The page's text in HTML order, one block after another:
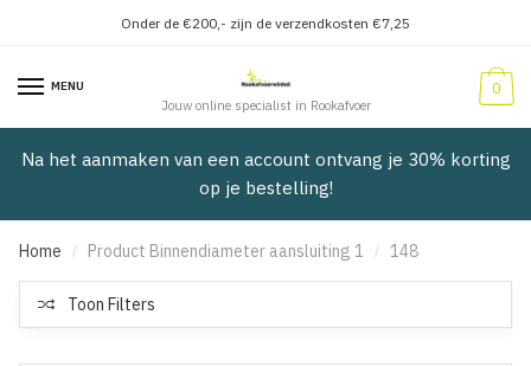
navigatie
inhoud
Onder de €200,- zijn de verzendkosten €7,25
MENU
Jouw online specialist in Rookafvoer
0
Na het aanmaken van een account ontvang je 30% korting
op je bestelling!
Home / Product Binnendiameter aansluiting 1 / 148
Toon Filters